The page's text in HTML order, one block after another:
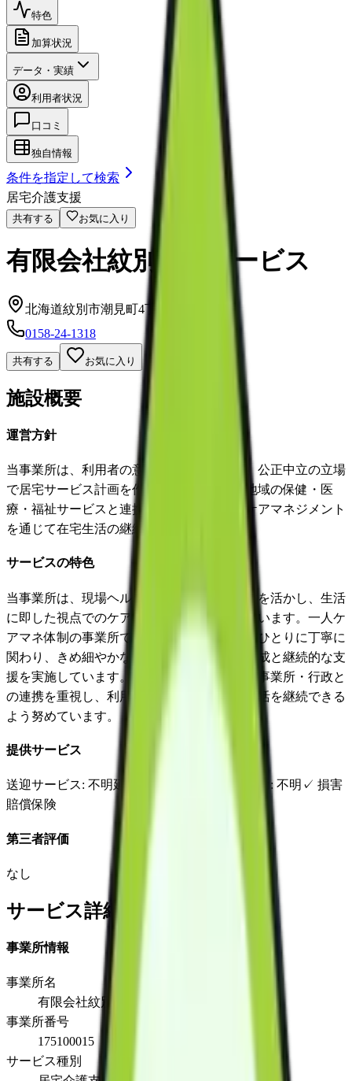
特色
加算状況
データ・実績
利用者状況
口コミ
独自情報
条件を指定して検索
居宅介護支援
共有する お気に入り
有限会社紋別介護サービス
北海道紋別市潮見町4丁目2番23号
0158-24-1318
共有する お気に入り
施設概要
運営方針
当事業所は、利用者の意思と人格を尊重し、公正中立の立場
で居宅サービス計画を作成するとともに、地域の保健・医
療・福祉サービスと連携を図り、質の高いケアマネジメント
を通じて在宅生活の継続を支援します。
サービスの特色
当事業所は、現場ヘルパーとしての実務経験を活かし、生活
に即した視点でのケアマネジメントを行っています。一人ケ
アマネ体制の事業所であるため、利用者一人ひとりに丁寧に
関わり、きめ細やかな居宅サービス計画の作成と継続的な支
援を実施しています。地域の医療機関・介護事業所・行政と
の連携を重視し、利用者様が安心して在宅生活を継続できる
よう努めています。
提供サービス
送迎サービス: 不明延長サービス 自宅援助 : 不明 ✓ 損害
賠償保険
第三者評価
なし
サービス詳細
事業所情報
事業所名
有限会社紋別介護サービス
事業所番号
175100015
サービス種別